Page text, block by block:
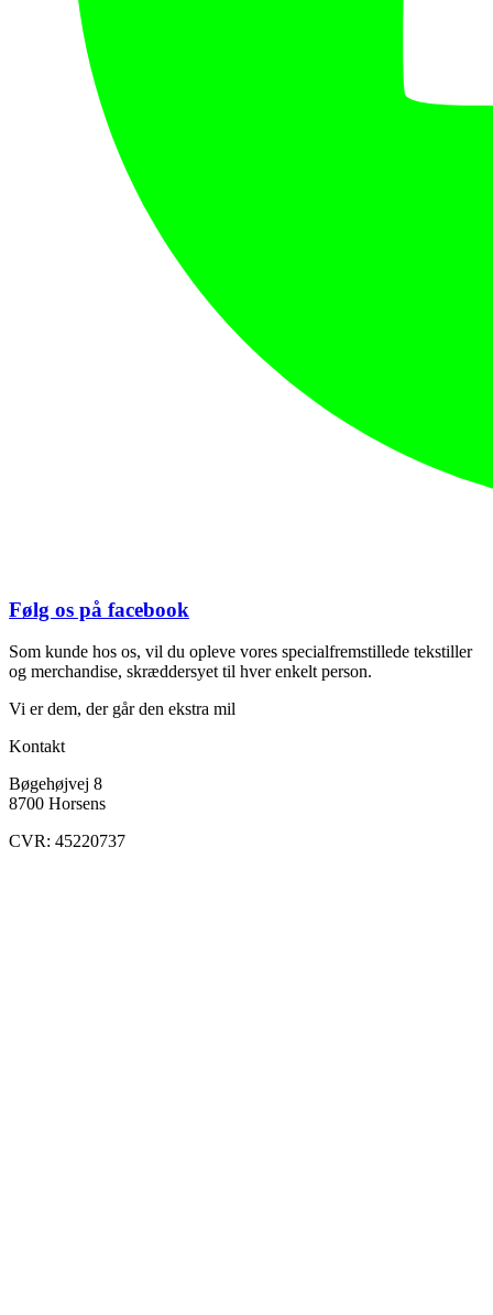
Følg os på facebook
Som kunde hos os, vil du opleve vores specialfremstillede tekstiller
og merchandise, skræddersyet til hver enkelt person.
Vi er dem, der går den ekstra mil
Kontakt
Bøgehøjvej 8
8700 Horsens
CVR: 45220737